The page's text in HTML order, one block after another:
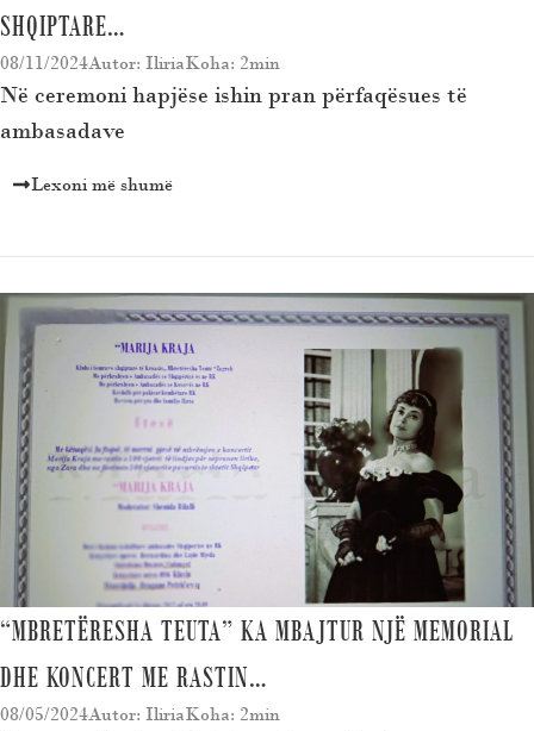
SHQIPTARE…
08/11/2024Autor: IliriaKoha: 2min
Në ceremoni hapjëse ishin pran përfaqësues të
ambasadave
Lexoni më shumë
“MBRETËRESHA TEUTA” KA MBAJTUR NJË MEMORIAL
DHE KONCERT ME RASTIN…
08/05/2024Autor: IliriaKoha: 2min